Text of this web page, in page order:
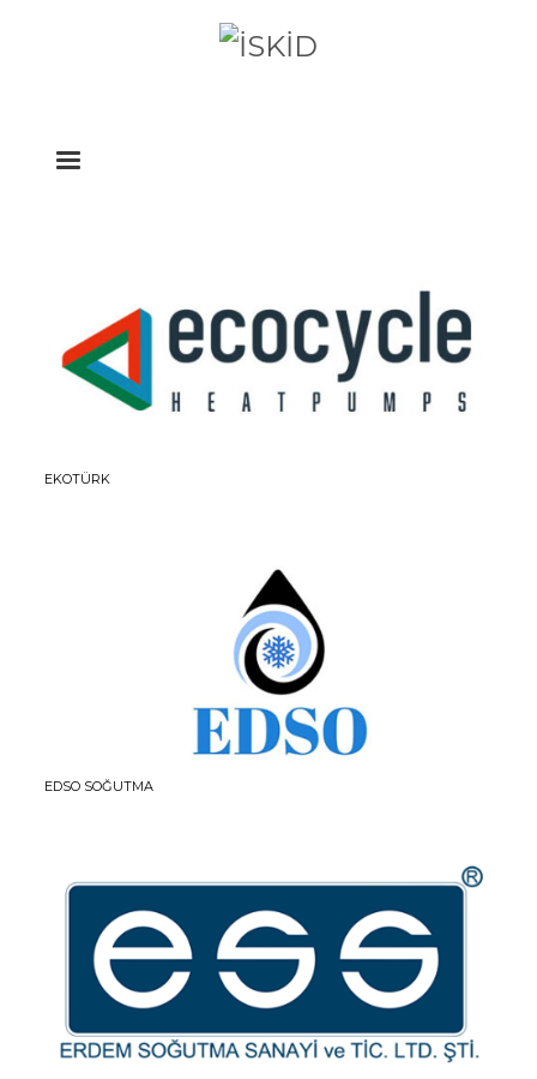
EKOTÜRK
EDSO SOĞUTMA